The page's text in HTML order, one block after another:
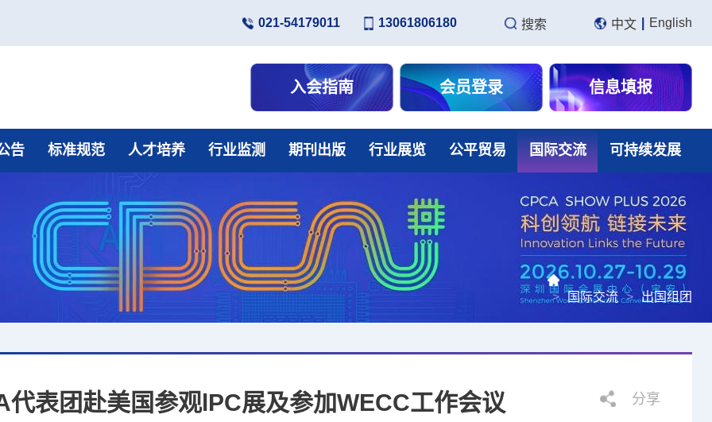
021-54179011 13061806180 搜索 中文 English
入会指南 会员登录 信息填报
告 标准规范 人才培养 行业监测 期刊出版 行业展览 公平贸易 国际交流 可持续发展
> 国际交流 > 出国组团
代表团赴美国参观lPC展及参加WECC工作会议 分享